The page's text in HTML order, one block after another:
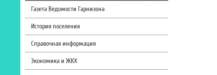
Газета Ведомости Гарнизона
История поселения
Справочная информация
Экономика и ЖКХ